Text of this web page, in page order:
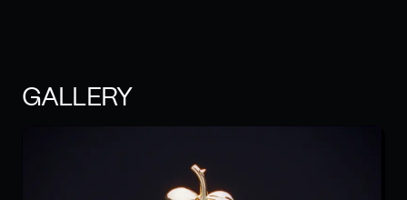
GALLERY